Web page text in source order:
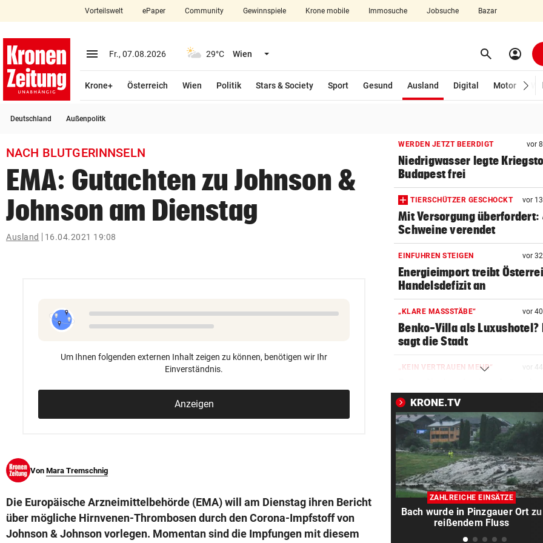
closeSchließen
account_circle Anmelden
arrow_right
bookmark
search
Suchbegriff
eingeben
Vorteilswelt ePaper Community Gewinnspiele Krone mobile Immosuche Jobsuche Bazar
menu Menü aufklappen
Fr., 07.08.2026 29°C Wien Menü aufklappen search Suchen
account_circle
Krone+ Österreich Wien Politik Stars & Society Sport Gesund Ausland
Digital
Motor
Deutschland Außenpolitk
NACH BLUTGERINNSELN
EMA: Gutachten zu Johnson &
Johnson am Dienstag
Ausland 16.04.2021 19:08
Um Ihnen folgenden externen Inhalt zeigen zu können, benötigen wir Ihr
Einverständnis.
Anzeigen
Von Mara Tremschnig
Die Europäische Arzneimittelbehörde (EMA) will am Dienstag ihren Bericht
über mögliche Hirnvenen-Thrombosen durch den Corona-Impfstoff von
Johnson & Johnson vorlegen. Momentan sind die Impfungen mit diesem
WERDEN JETZT BEERDIGT vor
Niedrigwasser legte
Budapest frei
TIERSCHÜTZER GESCHOCKT vor
Mit Versorgung überfordert:
Schweine verendet
EINFUHREN STEIGEN vor
Energieimport treibt
Handelsdefizit an
„KLARE MASSSTÄBE“ vor
Benko-Villa als Luxushotel?
sagt die Stadt
„KEIN VERTRAUEN MEHR“ vor
Rücktritt auf
EMOTIONALE BEDEUTUNG vor
Corinna & Danilo ließen sich
Partnertattoo stechen
SEIT ANFANG 2023 vor
Lebensmittelpreise auf
Stand geklettert
KRONE.TV
ZAHLREICHE EINSÄTZE
Bach wurde in Pinzgauer Ort zu
reißendem Fluss